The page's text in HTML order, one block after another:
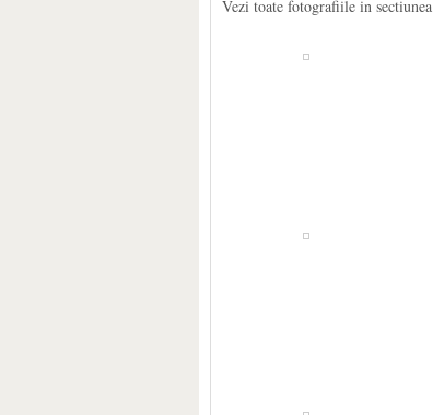
Vezi toate fotografiile in sectiunea